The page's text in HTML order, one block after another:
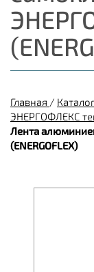
Главная /
ЭНЕРГОФЛЕКС
Лента
(ENERGOFLEX)